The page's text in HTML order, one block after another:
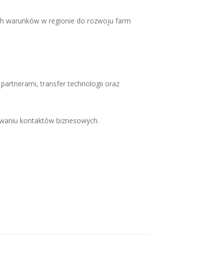
warunków w regionie do rozwoju farm
transfer technologii oraz
kontaktów biznesowych.